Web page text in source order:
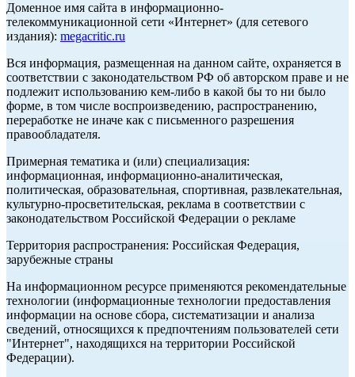
Доменное имя сайта в информационно-
телекоммуникационной сети «Интернет» (для сетевого
издания): megacritic.ru
Вся информация, размещенная на данном сайте, охраняется в
соответствии с законодательством РФ об авторском праве и не
подлежит использованию кем-либо в какой бы то ни было
форме, в том числе воспроизведению, распространению,
переработке не иначе как с письменного разрешения
правообладателя.
Примерная тематика и (или) специализация:
информационная, информационно-аналитическая,
политическая, образовательная, спортивная, развлекательная,
культурно-просветительская, реклама в соответствии с
законодательством Российской Федерации о рекламе
Территория распространения: Российская Федерация,
зарубежные страны
На информационном ресурсе применяются рекомендательные
технологии (информационные технологии предоставления
информации на основе сбора, систематизации и анализа
сведений, относящихся к предпочтениям пользователей сети
"Интернет", находящихся на территории Российской
Федерации).